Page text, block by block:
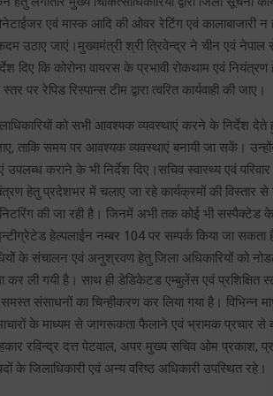
एवं मास्क आदि की ओवर रेटिंग एवं कालाबाजारी
उठाए जाएं।मुख्यमंत्री श्री त्रिवेन्द्र ने चीन एवं नेपाल से
दिए कि कोरोना वायरस के प्रभावी रोकथाम एवं
पर रेपिड रिस्पान्स टीम द्वारा त्वरित कार्यवाही की जाए।
को सभी आवश्यक व्यवस्थाएं करने के निर्देश
ताकि समय पर आवश्यक व्यवस्थाएं बनायी जा सकें।
उपलब्ध कराने के भी निर्देश दिए।सचिव स्वास्थ्य एवं
हेतु प्रदेशभर में चलाए जा रहे कार्यक्रमों की विस्तार से
की जा रही है। जिनमें अभी तक कोई भी सस्पैक्टेड
हेल्पलाईन नम्बर 104 पर सम्पर्क किया जा
के संचालन एवं अनुश्रवण हेतु जिला अधिकारियों को
कर ली गयी है। साथ ही डेडिकेटड एम्बुलेंस एवं प्रशिक्षित
संसाधनों का चिन्हीकरण कर लिया गया है।
के माध्यम से जागरूकता फैलाने एवं भ्रामक प्रचार
रविन्द्र दत्त पेटवाल, अपर मुख्य सचिव ओम प्रकाश,
के जिलाधिकारी एवं अन्य वरिष्ठ अधिकारी उपस्थित रहे।